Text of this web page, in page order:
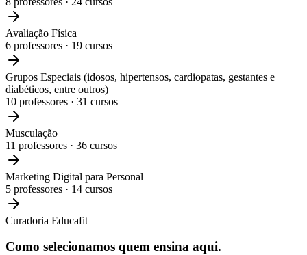
Avaliação Física
6 professores · 19 cursos
Grupos Especiais (idosos, hipertensos, cardiopatas, gestantes e
diabéticos, entre outros)
10 professores · 31 cursos
Musculação
11 professores · 36 cursos
Marketing Digital para Personal
5 professores · 14 cursos
Curadoria Educafit
Como selecionamos quem ensina aqui.